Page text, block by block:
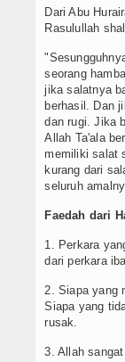
Dari Abu
Rasulullah
seorang
jika salatnya
berhasil. Dan
dan rugi. Jika
Allah Ta'ala
memiliki salat
kurang dari
seluruh
Faedah dari
1. Perkara
dari perkara
2. Siapa yang
Siapa yang
rusak.
3. Allah